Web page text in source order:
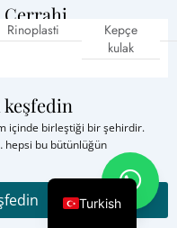
Rinoplasti
Kepçe
kulak
keşfedin
içinde birleştiği bir şehirdir.
hepsi bu bütünlüğün
Turkish